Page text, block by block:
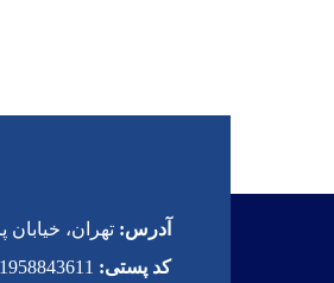
آدرس: تهران، خیابان
کد پستی: